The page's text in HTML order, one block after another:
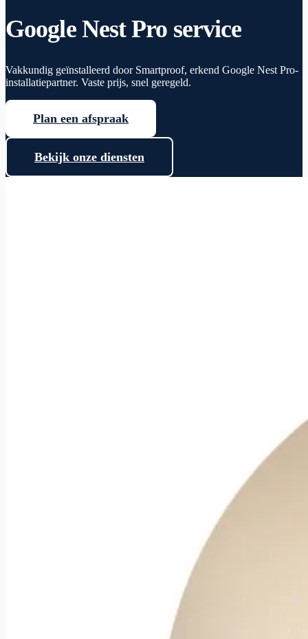
Google Nest Pro service
Vakkundig geïnstalleerd door Smartproof, erkend Google Nest Pro-
installatiepartner. Vaste prijs, snel geregeld.
Plan een afspraak
Bekijk onze diensten